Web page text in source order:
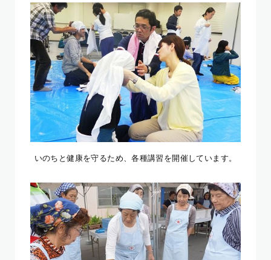
いのちと健康を守るため、各種講習を開催しています。